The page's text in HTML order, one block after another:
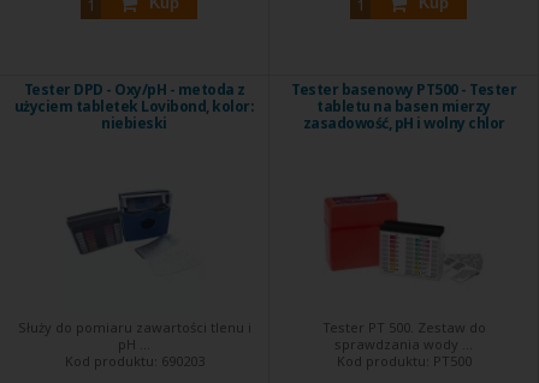
Tester DPD - Oxy/pH - metoda z
użyciem tabletek Lovibond, kolor:
niebieski
Służy do pomiaru zawartości tlenu i
pH ...
Kod produktu: 690203
Tester basenowy PT500 - Tester
tabletu na basen mierzy
zasadowość, pH i wolny chlor
Tester PT 500. Zestaw do
sprawdzania wody ...
Kod produktu: PT500